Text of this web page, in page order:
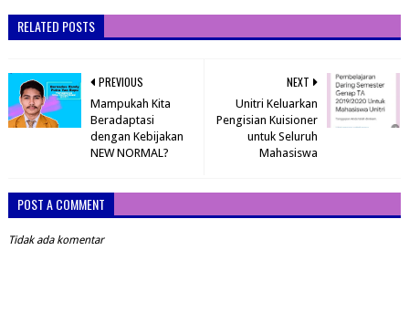
RELATED POSTS
NEXT
Unitri Keluarkan
Pengisian Kuisioner
untuk Seluruh
Mahasiswa
PREVIOUS
Mampukah Kita
Beradaptasi
dengan Kebijakan
NEW NORMAL?
POST A COMMENT
Tidak ada komentar